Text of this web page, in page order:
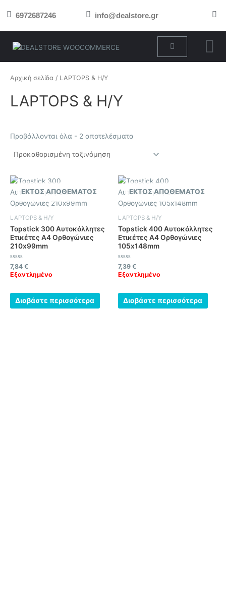
στο 6972687246 info@dealstore.gr
Cart
Αρχική σελίδα / LAPTOPS & H/Y
LAPTOPS & H/Y
Προβάλλονται όλα - 2 αποτελέσματα
ΕΚΤΌΣ ΑΠΟΘΈΜΑΤΟΣ
LAPTOPS & H/Y
Topstick 300 Αυτοκόλλητες
Ετικέτες Α4 Ορθογώνιες
210x99mm
Βαθμολογήθηκε
με
0
7,84 €
Εξαντλημένο
Διαβάστε περισσότερα
ΕΚΤΌΣ ΑΠΟΘΈΜΑΤΟΣ
LAPTOPS & H/Y
Topstick 400 Αυτοκόλλητες
Ετικέτες Α4 Ορθογώνιες
105x148mm
Βαθμολογήθηκε
με
0
7,39 €
Εξαντλημένο
Διαβάστε περισσότερα